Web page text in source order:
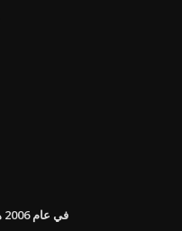
درع ضريبة الفائدة ل kroger في عام 2006 هو الأقرب إلى